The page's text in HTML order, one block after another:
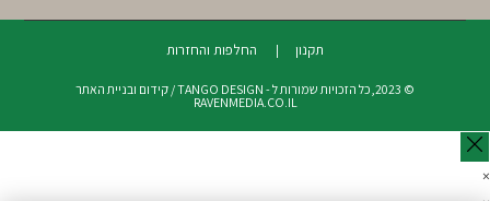
תקנון החלפות והחזרות
© 2023,כל הזכויות שמורות ל - TANGO DESIGN / קידום ובניית האתר
RAVENMEDIA.CO.IL
×